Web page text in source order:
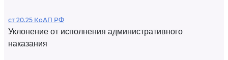
ст 20.25 КоАП РФ
Уклонение от исполнения административного
наказания